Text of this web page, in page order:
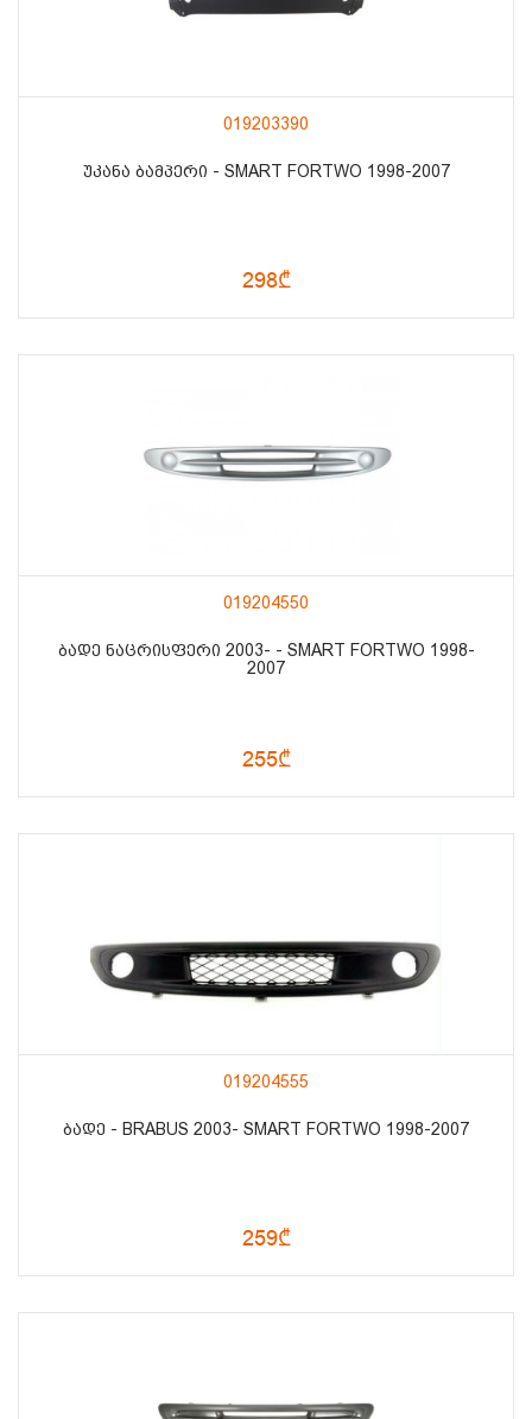
019203390
ᲣᲙᲐᲜᲐ ᲑᲐᲛᲞᲔᲠᲘ - SMART FORTWO 1998-2007
298₾
019204550
ᲑᲐᲓᲔ ᲜᲐᲪᲠᲘᲡᲤᲔᲠᲘ 2003- - SMART FORTWO 1998-
2007
255₾
019204555
ᲑᲐᲓᲔ - BRABUS 2003- SMART FORTWO 1998-2007
259₾